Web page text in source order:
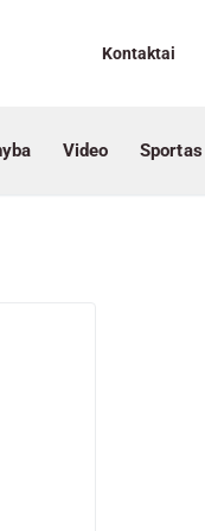
Kontaktai
Video Sportas